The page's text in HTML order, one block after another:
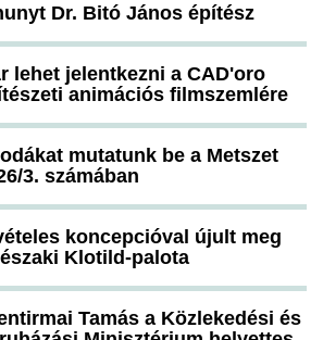
Dr. Bitó János építész
lehet jelentkezni a CAD'oro
animációs filmszemlére
mutatunk be a Metszet
3. számában
koncepcióval újult meg
Klotild-palota
Tamás a Közlekedési és